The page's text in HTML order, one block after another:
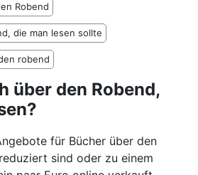
Robend
die man lesen sollte
robend
über den Robend,
für Bücher über den
sind oder zu einem